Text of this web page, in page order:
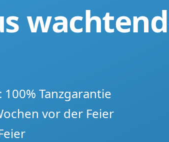
Tanzgarantie
vor der Feier